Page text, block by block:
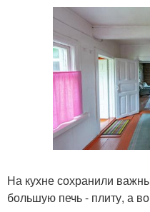
На кухне сохранили
большую печь - плиту, а